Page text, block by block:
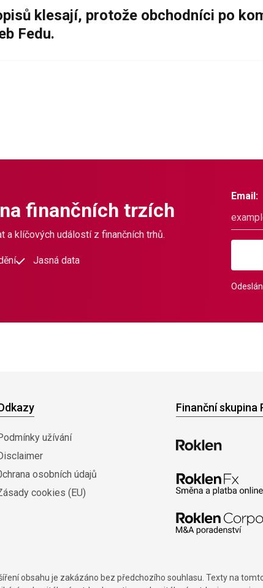
klesají, protože obchodníci po
Fedu.
finančních trzích
a klíčových událostí z finančních trhů.
Jasná data
Email:
užívání
osobních údajů
cookies (EU)
Finanční skupina
obsahu je zakázáno bez předchozího souhlasu. Texty na